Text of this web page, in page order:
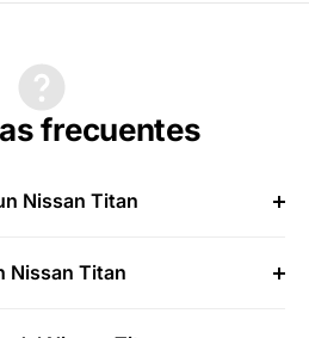
frecuentes
Nissan Titan
Nissan Titan